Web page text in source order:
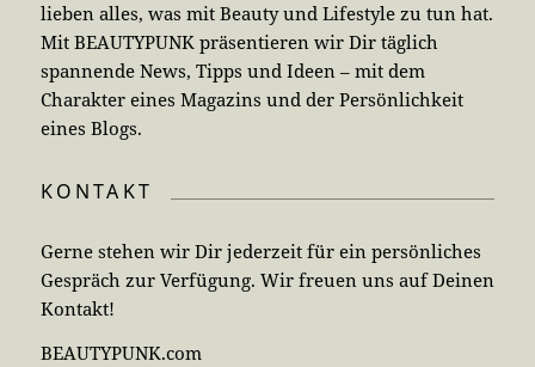
lieben alles, was mit Beauty und Lifestyle zu tun hat.
Mit BEAUTYPUNK präsentieren wir Dir täglich
spannende News, Tipps und Ideen – mit dem
Charakter eines Magazins und der Persönlichkeit
eines Blogs.
KONTAKT
Gerne stehen wir Dir jederzeit für ein persönliches
Gespräch zur Verfügung. Wir freuen uns auf Deinen
Kontakt!
BEAUTYPUNK.com